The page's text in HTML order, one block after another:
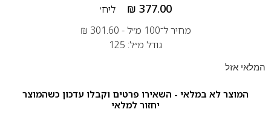
₪ 377.00
ליח׳
מחיר ל־100 מ״ל -
₪ 301.60
גודל מ״ל: 125
המלאי אזל
המוצר לא במלאי - השאירו פרטים וקבלו עדכון כשהמוצר
יחזור למלאי